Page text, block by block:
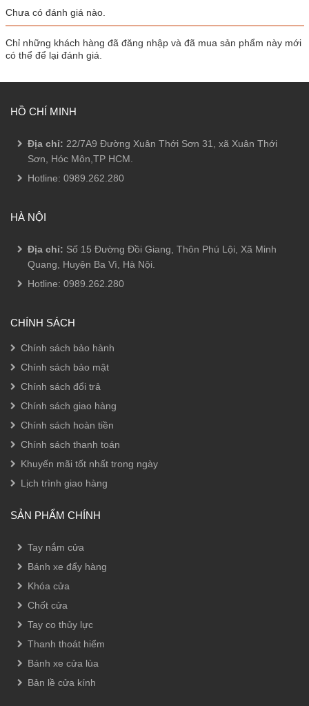
Chưa có đánh giá nào.
Chỉ những khách hàng đã đăng nhập và đã mua sản phẩm này mới
có thể để lại đánh giá.
HỒ CHÍ MINH
Địa chỉ: 22/7A9 Đường Xuân Thới Sơn 31, xã Xuân Thới
Sơn, Hóc Môn,TP HCM.
Hotline: 0989.262.280
HÀ NỘI
Địa chỉ: Số 15 Đường Đồi Giang, Thôn Phú Lội, Xã Minh
Quang, Huyện Ba Vì, Hà Nội.
Hotline: 0989.262.280
CHÍNH SÁCH
Chính sách bảo hành
Chính sách bảo mật
Chính sách đổi trả
Chính sách giao hàng
Chính sách hoàn tiền
Chính sách thanh toán
Khuyến mãi tốt nhất trong ngày
Lịch trình giao hàng
SẢN PHẨM CHÍNH
Tay nắm cửa
Bánh xe đẩy hàng
Khóa cửa
Chốt cửa
Tay co thủy lực
Thanh thoát hiểm
Bánh xe cửa lùa
Bản lề cửa kính